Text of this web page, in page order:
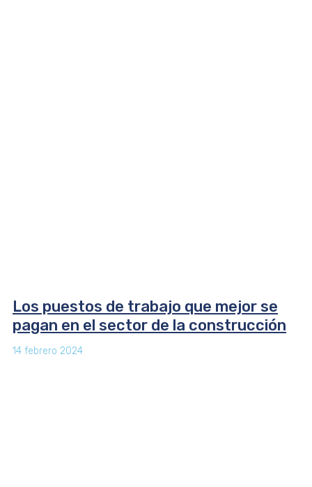
Los puestos de trabajo que mejor se
pagan en el sector de la construcción
14 febrero 2024